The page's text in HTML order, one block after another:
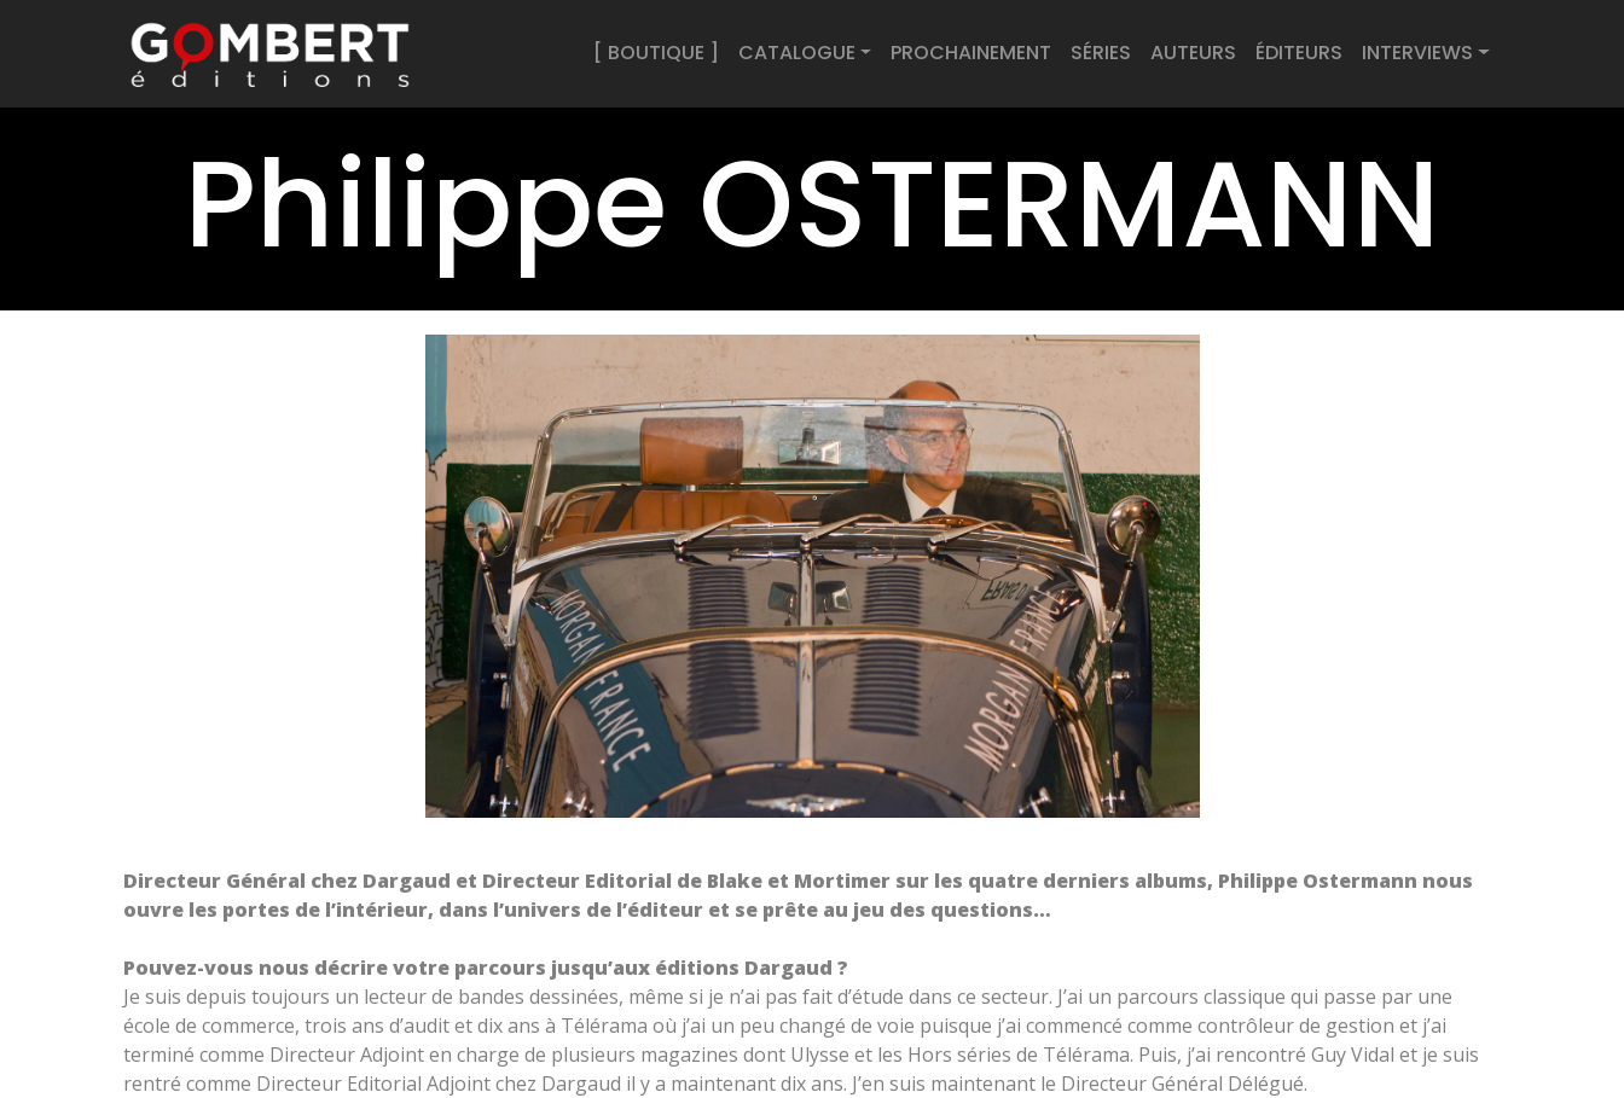
[ BOUTIQUE ] CATALOGUE PROCHAINEMENT SÉRIES AUTEURS ÉDITEURS INTERVIEWS
Philippe OSTERMANN
Directeur Général chez Dargaud et Directeur Editorial de Blake et Mortimer sur les quatre derniers albums, Philippe Ostermann nous
ouvre les portes de l’intérieur, dans l’univers de l’éditeur et se prête au jeu des questions…
Pouvez-vous nous décrire votre parcours jusqu’aux éditions Dargaud ?
Je suis depuis toujours un lecteur de bandes dessinées, même si je n’ai pas fait d’étude dans ce secteur. J’ai un parcours classique qui passe par une
école de commerce, trois ans d’audit et dix ans à Télérama où j’ai un peu changé de voie puisque j’ai commencé comme contrôleur de gestion et j’ai
terminé comme Directeur Adjoint en charge de plusieurs magazines dont Ulysse et les Hors séries de Télérama. Puis, j’ai rencontré Guy Vidal et je suis
rentré comme Directeur Editorial Adjoint chez Dargaud il y a maintenant dix ans. J’en suis maintenant le Directeur Général Délégué.